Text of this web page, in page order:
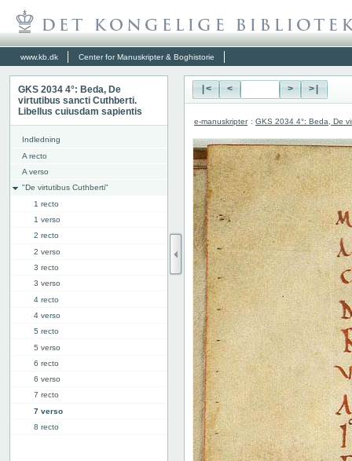
www.kb.dk Center for Manuskripter & Boghistorie
GKS 2034 4°: Beda, De
virtutibus sancti Cuthberti.
Libellus cuiusdam sapientis
Indledning
A recto
A verso
"De virtutibus Cuthberti"
1 recto
1 verso
2 recto
2 verso
3 recto
3 verso
4 recto
4 verso
5 recto
5 verso
6 recto
6 verso
7 recto
7 verso
8 recto
|< < > >|
e-manuskripter : GKS 2034 4°: Beda, De